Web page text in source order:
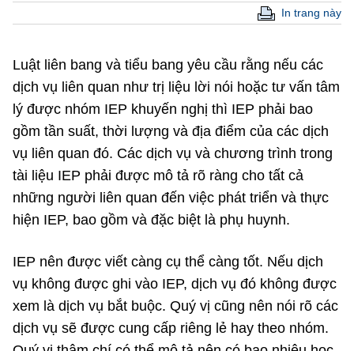
In trang này
Luật liên bang và tiểu bang yêu cầu rằng nếu các
dịch vụ liên quan như trị liệu lời nói hoặc tư vấn tâm
lý được nhóm IEP khuyến nghị thì IEP phải bao
gồm tần suất, thời lượng và địa điểm của các dịch
vụ liên quan đó. Các dịch vụ và chương trình trong
tài liệu IEP phải được mô tả rõ ràng cho tất cả
những người liên quan đến việc phát triển và thực
hiện IEP, bao gồm và đặc biệt là phụ huynh.
IEP nên được viết càng cụ thể càng tốt. Nếu dịch
vụ không được ghi vào IEP, dịch vụ đó không được
xem là dịch vụ bắt buộc. Quý vị cũng nên nói rõ các
dịch vụ sẽ được cung cấp riêng lẻ hay theo nhóm.